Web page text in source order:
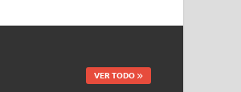
VER TODO